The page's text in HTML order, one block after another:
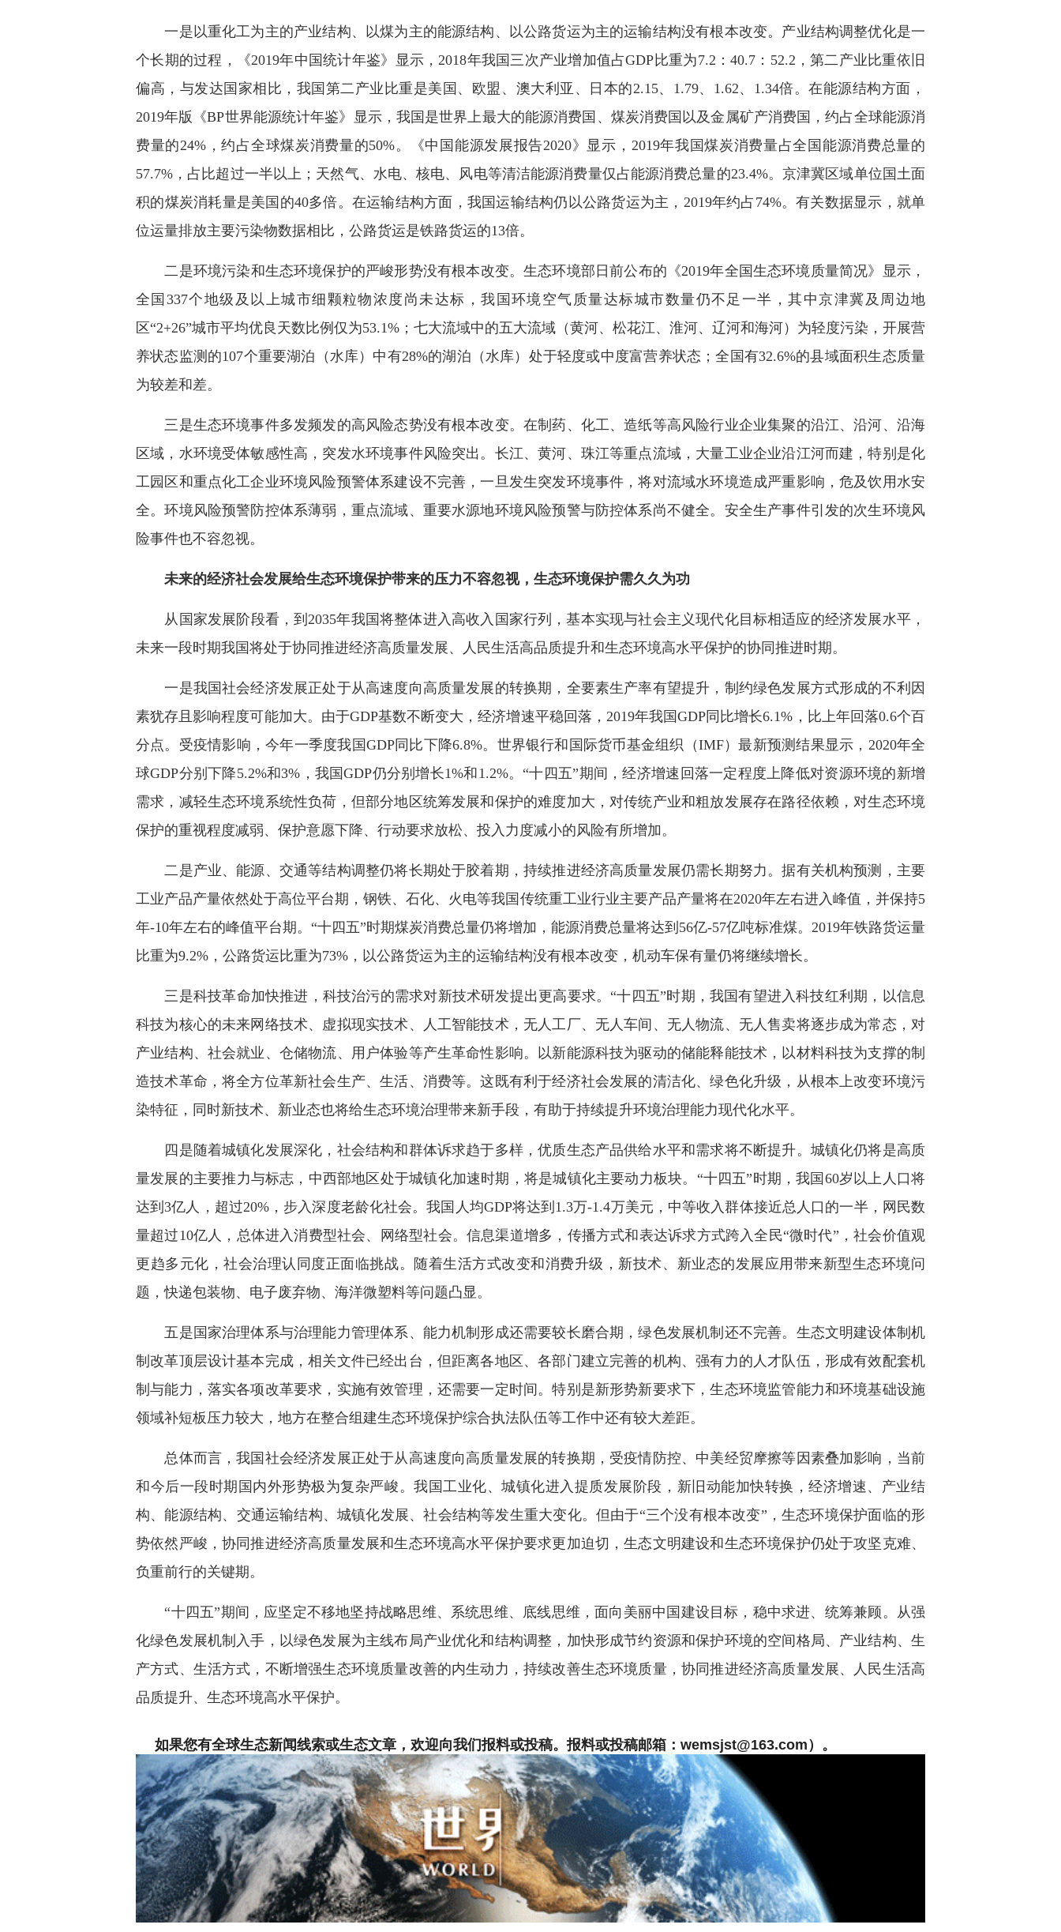
一是以重化工为主的产业结构、以煤为主的能源结构、以公路货运为主的运输结构没有根本改变。产业结构调整优化是一
个长期的过程，《2019年中国统计年鉴》显示，2018年我国三次产业增加值占GDP比重为7.2：40.7：52.2，第二产业比重依旧
偏高，与发达国家相比，我国第二产业比重是美国、欧盟、澳大利亚、日本的2.15、1.79、1.62、1.34倍。在能源结构方面，
2019年版《BP世界能源统计年鉴》显示，我国是世界上最大的能源消费国、煤炭消费国以及金属矿产消费国，约占全球能源消
费量的24%，约占全球煤炭消费量的50%。《中国能源发展报告2020》显示，2019年我国煤炭消费量占全国能源消费总量的
57.7%，占比超过一半以上；天然气、水电、核电、风电等清洁能源消费量仅占能源消费总量的23.4%。京津冀区域单位国土面
积的煤炭消耗量是美国的40多倍。在运输结构方面，我国运输结构仍以公路货运为主，2019年约占74%。有关数据显示，就单
位运量排放主要污染物数据相比，公路货运是铁路货运的13倍。
二是环境污染和生态环境保护的严峻形势没有根本改变。生态环境部日前公布的《2019年全国生态环境质量简况》显示，
全国337个地级及以上城市细颗粒物浓度尚未达标，我国环境空气质量达标城市数量仍不足一半，其中京津冀及周边地
区“2+26”城市平均优良天数比例仅为53.1%；七大流域中的五大流域（黄河、松花江、淮河、辽河和海河）为轻度污染，开展营
养状态监测的107个重要湖泊（水库）中有28%的湖泊（水库）处于轻度或中度富营养状态；全国有32.6%的县域面积生态质量
为较差和差。
三是生态环境事件多发频发的高风险态势没有根本改变。在制药、化工、造纸等高风险行业企业集聚的沿江、沿河、沿海
区域，水环境受体敏感性高，突发水环境事件风险突出。长江、黄河、珠江等重点流域，大量工业企业沿江河而建，特别是化
工园区和重点化工企业环境风险预警体系建设不完善，一旦发生突发环境事件，将对流域水环境造成严重影响，危及饮用水安
全。环境风险预警防控体系薄弱，重点流域、重要水源地环境风险预警与防控体系尚不健全。安全生产事件引发的次生环境风
险事件也不容忽视。
未来的经济社会发展给生态环境保护带来的压力不容忽视，生态环境保护需久久为功
从国家发展阶段看，到2035年我国将整体进入高收入国家行列，基本实现与社会主义现代化目标相适应的经济发展水平，
未来一段时期我国将处于协同推进经济高质量发展、人民生活高品质提升和生态环境高水平保护的协同推进时期。
一是我国社会经济发展正处于从高速度向高质量发展的转换期，全要素生产率有望提升，制约绿色发展方式形成的不利因
素犹存且影响程度可能加大。由于GDP基数不断变大，经济增速平稳回落，2019年我国GDP同比增长6.1%，比上年回落0.6个百
分点。受疫情影响，今年一季度我国GDP同比下降6.8%。世界银行和国际货币基金组织（IMF）最新预测结果显示，2020年全
球GDP分别下降5.2%和3%，我国GDP仍分别增长1%和1.2%。“十四五”期间，经济增速回落一定程度上降低对资源环境的新增
需求，减轻生态环境系统性负荷，但部分地区统筹发展和保护的难度加大，对传统产业和粗放发展存在路径依赖，对生态环境
保护的重视程度减弱、保护意愿下降、行动要求放松、投入力度减小的风险有所增加。
二是产业、能源、交通等结构调整仍将长期处于胶着期，持续推进经济高质量发展仍需长期努力。据有关机构预测，主要
工业产品产量依然处于高位平台期，钢铁、石化、火电等我国传统重工业行业主要产品产量将在2020年左右进入峰值，并保持5
年-10年左右的峰值平台期。“十四五”时期煤炭消费总量仍将增加，能源消费总量将达到56亿-57亿吨标准煤。2019年铁路货运量
比重为9.2%，公路货运比重为73%，以公路货运为主的运输结构没有根本改变，机动车保有量仍将继续增长。
三是科技革命加快推进，科技治污的需求对新技术研发提出更高要求。“十四五”时期，我国有望进入科技红利期，以信息
科技为核心的未来网络技术、虚拟现实技术、人工智能技术，无人工厂、无人车间、无人物流、无人售卖将逐步成为常态，对
产业结构、社会就业、仓储物流、用户体验等产生革命性影响。以新能源科技为驱动的储能释能技术，以材料科技为支撑的制
造技术革命，将全方位革新社会生产、生活、消费等。这既有利于经济社会发展的清洁化、绿色化升级，从根本上改变环境污
染特征，同时新技术、新业态也将给生态环境治理带来新手段，有助于持续提升环境治理能力现代化水平。
四是随着城镇化发展深化，社会结构和群体诉求趋于多样，优质生态产品供给水平和需求将不断提升。城镇化仍将是高质
量发展的主要推力与标志，中西部地区处于城镇化加速时期，将是城镇化主要动力板块。“十四五”时期，我国60岁以上人口将
达到3亿人，超过20%，步入深度老龄化社会。我国人均GDP将达到1.3万-1.4万美元，中等收入群体接近总人口的一半，网民数
量超过10亿人，总体进入消费型社会、网络型社会。信息渠道增多，传播方式和表达诉求方式跨入全民“微时代”，社会价值观
更趋多元化，社会治理认同度正面临挑战。随着生活方式改变和消费升级，新技术、新业态的发展应用带来新型生态环境问
题，快递包装物、电子废弃物、海洋微塑料等问题凸显。
五是国家治理体系与治理能力管理体系、能力机制形成还需要较长磨合期，绿色发展机制还不完善。生态文明建设体制机
制改革顶层设计基本完成，相关文件已经出台，但距离各地区、各部门建立完善的机构、强有力的人才队伍，形成有效配套机
制与能力，落实各项改革要求，实施有效管理，还需要一定时间。特别是新形势新要求下，生态环境监管能力和环境基础设施
领域补短板压力较大，地方在整合组建生态环境保护综合执法队伍等工作中还有较大差距。
总体而言，我国社会经济发展正处于从高速度向高质量发展的转换期，受疫情防控、中美经贸摩擦等因素叠加影响，当前
和今后一段时期国内外形势极为复杂严峻。我国工业化、城镇化进入提质发展阶段，新旧动能加快转换，经济增速、产业结
构、能源结构、交通运输结构、城镇化发展、社会结构等发生重大变化。但由于“三个没有根本改变”，生态环境保护面临的形
势依然严峻，协同推进经济高质量发展和生态环境高水平保护要求更加迫切，生态文明建设和生态环境保护仍处于攻坚克难、
负重前行的关键期。
“十四五”期间，应坚定不移地坚持战略思维、系统思维、底线思维，面向美丽中国建设目标，稳中求进、统筹兼顾。从强
化绿色发展机制入手，以绿色发展为主线布局产业优化和结构调整，加快形成节约资源和保护环境的空间格局、产业结构、生
产方式、生活方式，不断增强生态环境质量改善的内生动力，持续改善生态环境质量，协同推进经济高质量发展、人民生活高
品质提升、生态环境高水平保护。
如果您有全球生态新闻线索或生态文章，欢迎向我们报料或投稿。报料或投稿邮箱：wemsjst@163.com）。